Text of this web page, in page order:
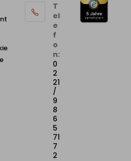
T
el
e
f
o
n:
0
2
21
/
9
8
6
5
71
7
2